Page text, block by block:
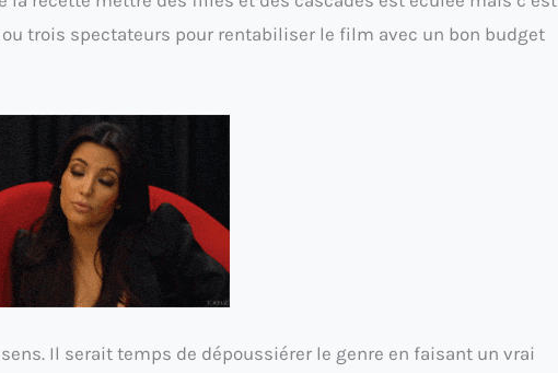
trois spectateurs pour rentabiliser le film avec un bon budget
sens. Il serait temps de dépoussiérer le genre en faisant un vrai